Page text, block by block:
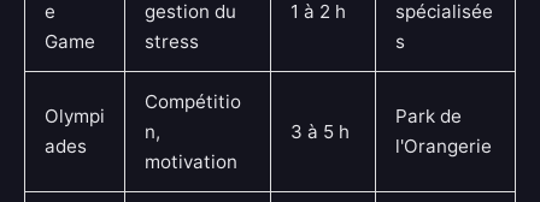
e
Game
gestion du
stress
1 à 2 h
spécialisée
s
Olympi
ades
Compétitio
n,
motivation
3 à 5 h
Park de
l'Orangerie